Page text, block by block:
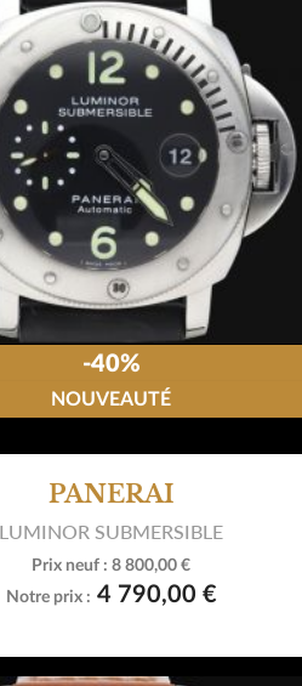
PANERAI
LUMINOR SUBMERSIBLE
Prix neuf : 8 800,00 €
Notre prix : 4 790,00 €
-40%
NOUVEAUTÉ
 Voir le produit